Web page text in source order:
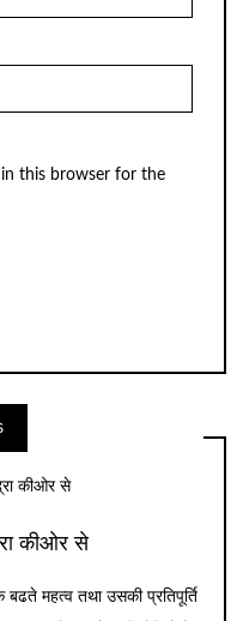
in this browser for the
कीओर से
बढते महत्व तथा उसकी प्रतिपूर्ति